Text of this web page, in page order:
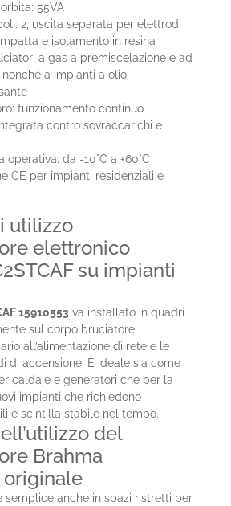
55VA
2, uscita separata per elettrodi
e isolamento in resina
a gas a premiscelazione e ad
nonché a impianti a olio
funzionamento continuo
contro sovraccarichi e
operativa: da -10°C a +60°C
CE per impianti residenziali e
utilizzo
elettronico
su impianti
15910553 va installato in quadri
sul corpo bruciatore,
all’alimentazione di rete e le
di accensione. È ideale sia come
caldaie e generatori che per la
impianti che richiedono
e scintilla stabile nel tempo.
del
Brahma
originale
semplice anche in spazi ristretti per